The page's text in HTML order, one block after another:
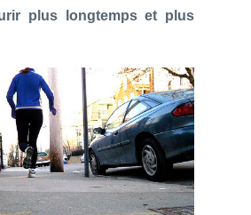
plus longtemps et plus